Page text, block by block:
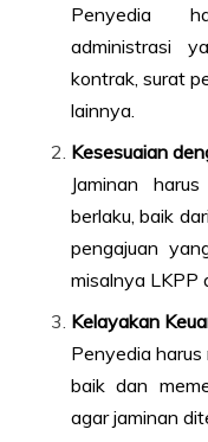
Penyedia
administrasi
kontrak, surat
lainnya.
Kesesuaian
Jaminan
berlaku, baik
pengajuan
misalnya LKPP
Kelayakan
Penyedia harus
baik dan
agar jaminan